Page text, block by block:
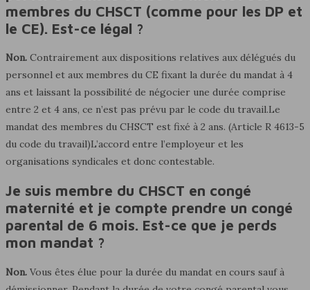
membres du CHSCT (comme pour les DP et
le CE). Est-ce légal ?
Non. Contrairement aux dispositions relatives aux délégués du
personnel et aux membres du CE fixant la durée du mandat à 4
ans et laissant la possibilité de négocier une durée comprise
entre 2 et 4 ans, ce n’est pas prévu par le code du travail.Le
mandat des membres du CHSCT est fixé à 2 ans. (Article R 4613-5
du code du travail)L’accord entre l’employeur et les
organisations syndicales et donc contestable.
Je suis membre du CHSCT en congé
maternité et je compte prendre un congé
parental de 6 mois. Est-ce que je perds
mon mandat ?
Non. Vous êtes élue pour la durée du mandat en cours sauf à